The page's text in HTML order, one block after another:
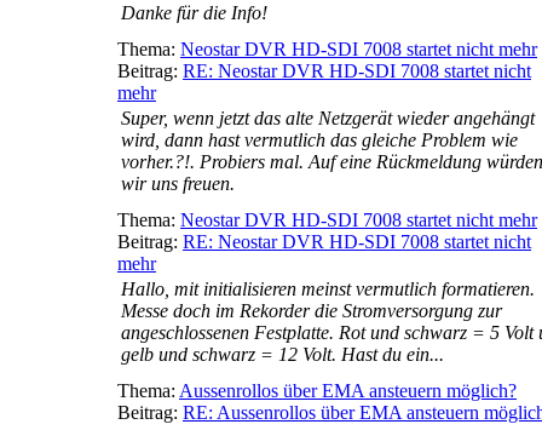
Danke für die Info!
Thema: Neostar DVR HD-SDI 7008 startet nicht mehr
Beitrag: RE: Neostar DVR HD-SDI 7008 startet nicht
mehr
Super, wenn jetzt das alte Netzgerät wieder angehängt
wird, dann hast vermutlich das gleiche Problem wie
vorher.?!. Probiers mal. Auf eine Rückmeldung würden
wir uns freuen.
Thema: Neostar DVR HD-SDI 7008 startet nicht mehr
Beitrag: RE: Neostar DVR HD-SDI 7008 startet nicht
mehr
Hallo, mit initialisieren meinst vermutlich formatieren.
Messe doch im Rekorder die Stromversorgung zur
angeschlossenen Festplatte. Rot und schwarz = 5 Volt
gelb und schwarz = 12 Volt. Hast du ein...
Thema: Aussenrollos über EMA ansteuern möglich?
Beitrag: RE: Aussenrollos über EMA ansteuern